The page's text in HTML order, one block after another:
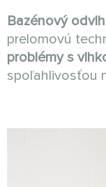
Bazénový
prelomovú
problémy s
spoľahlivosťou